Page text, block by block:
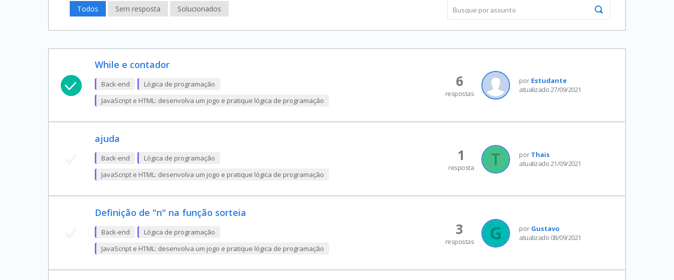
Todos Sem resposta Solucionados
While e contador
Back-end
Lógica de programação
JavaScript e HTML: desenvolva um jogo e pratique lógica de programação
por Estudante
atualizado 27/09/2021
6
respostas
ajuda
Back-end
Lógica de programação
JavaScript e HTML: desenvolva um jogo e pratique lógica de programação
por Thais
atualizado 21/09/2021
1
resposta
Definição de "n" na função sorteia
Back-end
Lógica de programação
JavaScript e HTML: desenvolva um jogo e pratique lógica de programação
por Gustavo
atualizado 08/09/2021
3
respostas